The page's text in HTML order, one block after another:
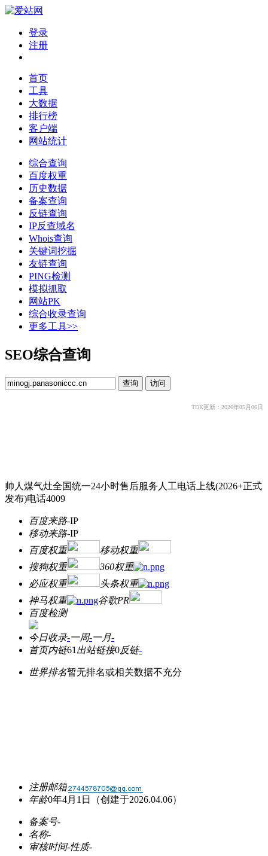
登录
注册
首页
工具
大数据
排行榜
客户端
网站统计
综合查询
百度权重
历史数据
备案查询
反链查询
IP反查域名
Whois查询
关键词挖掘
友链查询
PING检测
模拟抓取
网站PK
综合收录查询
更多工具>>
SEO综合查询
TDK更新：2026年05月06日
帅人煤气灶全国统一24小时售后服务人工电话上线(2026+正式
发布)电话4009
百度来路-IP
移动来路-IP
百度权重
移动权重
搜狗权重
360权重
必应权重
头条权重
神马权重
谷歌PR
百度检测
今日收录-一周-一月-
首页内链61 出站链接0反链-
世界排名暂无排名或相关数据不充分
注册邮箱
年龄0年4月1日 （创建于2026.04.06）
备案号-
名称-
审核时间-性质-